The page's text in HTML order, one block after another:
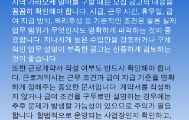
꼼꼼히 확인해야 합니다. 시급, 근무 시간, 휴무일, 급
여 지급 방식, 복리후생 등 기본적인 조건은 물론 실제
업무 범위가 무엇인지도 명확하게 파악하는 것이 중
요합니다. 지나치게 높은 수입만을 강조하거나 구체
적인 업무 설명이 부족한 공고는 신중하게 검토하는
것이 좋습니다.
또한 근로계약서 작성 여부도 반드시 확인해야 합니
다. 근로계약서는 근무 조건과 급여 지급 기준을 명확
하게 정해주는 중요한 문서입니다. 계약서를 작성하
지 않거나 급여 조건을 구두로만 설명하는 경우에는
추후 문제가 발생할 가능성이 있으므로 주의가 필요
합니다. 합법적으로 운영되는 사업장인지 확인하고,